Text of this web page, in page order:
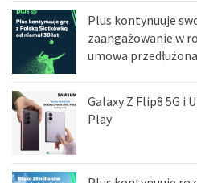
Plus kontynuuje
zaangażowanie w
umowa przedłużona
Galaxy Z Flip8 5G i
Play